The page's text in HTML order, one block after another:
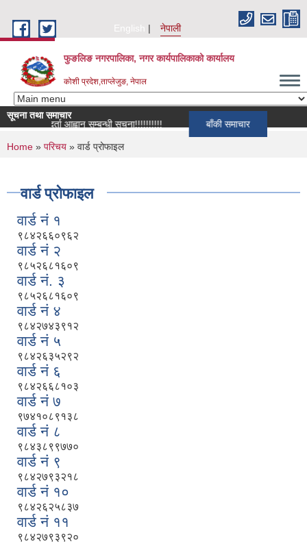
English
नेपाली
फुङलिङ नगरपालिका, नगर कार्यपालिकाको कार्यालय
कोशी प्रदेश,ताप्लेजुङ, नेपाल
सूचना तथा समाचार
सूची दर्ता आह्वान सम्बन्धी सूचना!!!!!!!!!!
बाँकी समाचार
You are here
Home » परिचय » वार्ड प्रोफाइल
वार्ड प्रोफाइल
वार्ड नं १
९८४२६६०९६२
वार्ड नं २
९८५२६८१६०९
वार्ड नं. ३
९८५२६८१६०९
वार्ड नं ४
९८४२७४३९१२
वार्ड नं ५
९८४२६३५२९२
वार्ड नं ६
९८४२६६८१०३
वार्ड नं ७
९७४१०८९१३८
वार्ड नं ८
९८४३८९९७७०
वार्ड नं ९
९८४२७९३२१८
वार्ड नं १०
९८४२६२५८३७
वार्ड नं ११
९८४२७९३९२०